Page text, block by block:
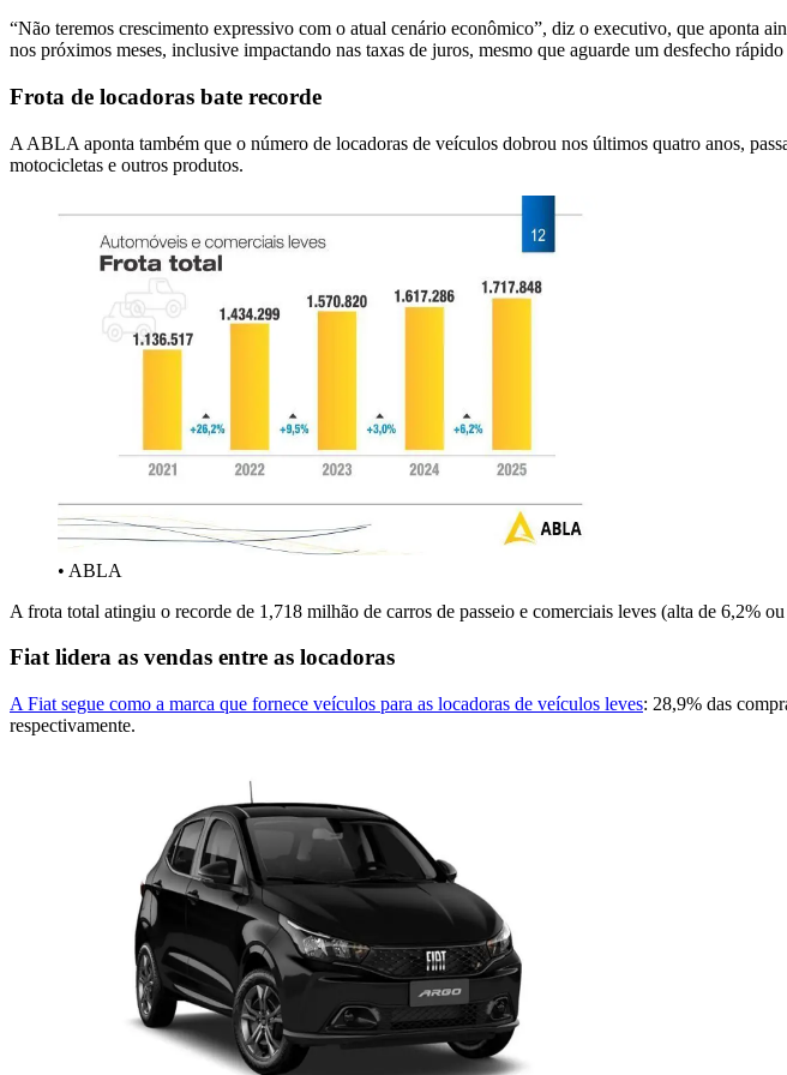
“Não teremos crescimento expressivo com o atual cenário econômico”, diz o executivo, que aponta
nos próximos meses, inclusive impactando nas taxas de juros, mesmo que aguarde um desfecho
Frota de locadoras bate recorde
A ABLA aponta também que o número de locadoras de veículos dobrou nos últimos quatro anos,
motocicletas e outros produtos.
• ABLA
A frota total atingiu o recorde de 1,718 milhão de carros de passeio e comerciais leves (alta de 6,2%
Fiat lidera as vendas entre as locadoras
A Fiat segue como a marca que fornece veículos para as locadoras de veículos leves: 28,9% das
respectivamente.